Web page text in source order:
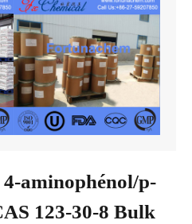
aminophénol/p-
123-30-8 Bulk